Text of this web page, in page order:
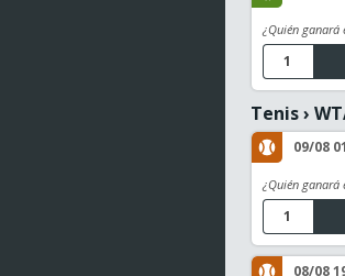
¿Quién ganará
1
Tenis›
09/08
¿Quién ganará
1
08/08